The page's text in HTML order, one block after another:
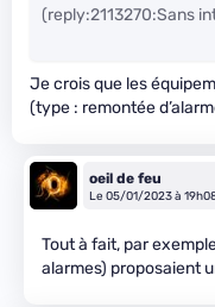
(reply:2113270:Sans
Je crois que les
(type : remontée
oeil de feu
Le 05/01/2023 à
Tout à fait, par
alarmes) proposaient